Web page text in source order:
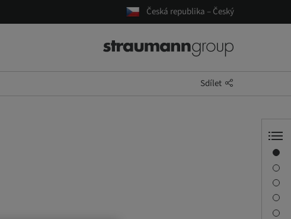
Česká republika – Český
Sdílet